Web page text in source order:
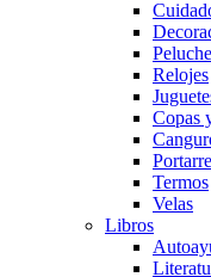
Relojes
Copas
Termos
Velas
Libros